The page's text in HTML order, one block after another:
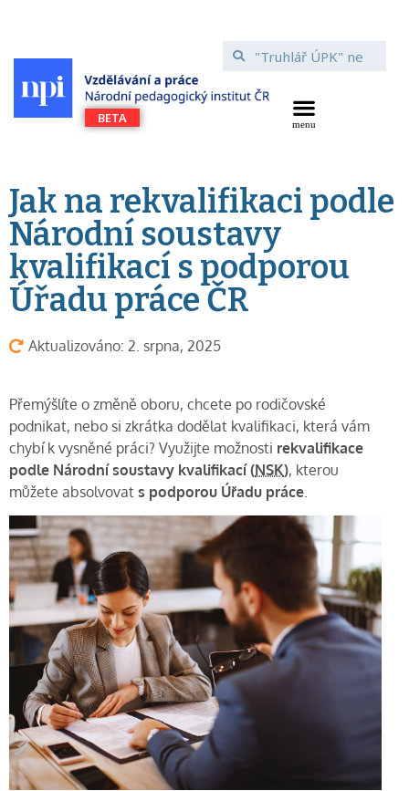
Jak na rekvalifikaci podle
Národní soustavy
kvalifikací s podporou
Úřadu práce ČR
Aktualizováno: 2. srpna, 2025
Přemýšlíte o změně oboru, chcete po rodičovské
podnikat, nebo si zkrátka dodělat kvalifikaci, která vám
chybí k vysněné práci? Využijte možnosti rekvalifikace
podle Národní soustavy kvalifikací (NSK), kterou
můžete absolvovat s podporou Úřadu práce.